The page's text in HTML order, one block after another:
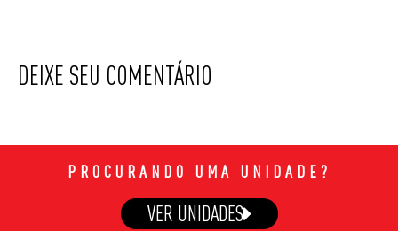
DEIXE SEU COMENTÁRIO
PROCURANDO UMA UNIDADE?
VER UNIDADES